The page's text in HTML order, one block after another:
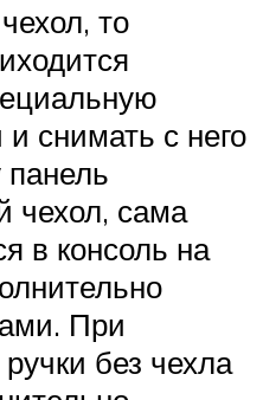
то
снимать с него
панель
чехол, сама
в консоль на
При
без чехла